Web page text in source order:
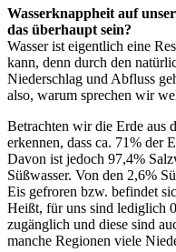
Wasserknappheit auf
das überhaupt sein?
Wasser ist eigentlich eine
kann, denn durch den
Niederschlag und Abfluss
also, warum sprechen wir
Betrachten wir die Erde aus
erkennen, dass ca. 71% der
Davon ist jedoch 97,4%
Süßwasser. Von den 2,6%
Eis gefroren bzw. befindet
Heißt, für uns sind lediglich
zugänglich und diese sind
manche Regionen viele